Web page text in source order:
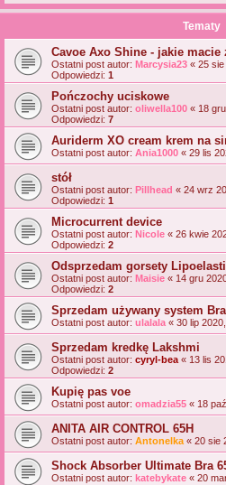
Tematy
Cavoe Axo Shine - jakie macie
Ostatni post autor: Marcysia23 « 25 sie
Odpowiedzi: 1
Pończochy uciskowe
Ostatni post autor: oliwella100 « 18
Odpowiedzi: 7
Auriderm XO cream krem na
Ostatni post autor: Ania1000 « 29 lis
stół
Ostatni post autor: Pillhead « 24 wrz
Odpowiedzi: 1
Microcurrent device
Ostatni post autor: Nicole « 26 kwie
Odpowiedzi: 2
Odsprzedam gorsety
Ostatni post autor: Maisie « 14 gru
Odpowiedzi: 2
Sprzedam używany system
Ostatni post autor: ulalala « 30 lip
Sprzedam kredkę Lakshmi
Ostatni post autor: cyryl-bea « 13 lis
Odpowiedzi: 2
Kupię pas voe
Ostatni post autor: omadzia55 « 18
ANITA AIR CONTROL 65H
Ostatni post autor: Antonelka « 20 sie
Shock Absorber Ultimate Bra
Ostatni post autor: katebykate « 20